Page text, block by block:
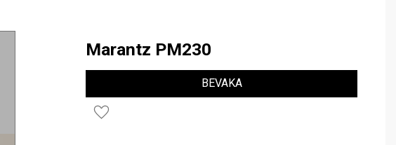
Marantz PM230
Lägg till i favoriter
BEVAKA